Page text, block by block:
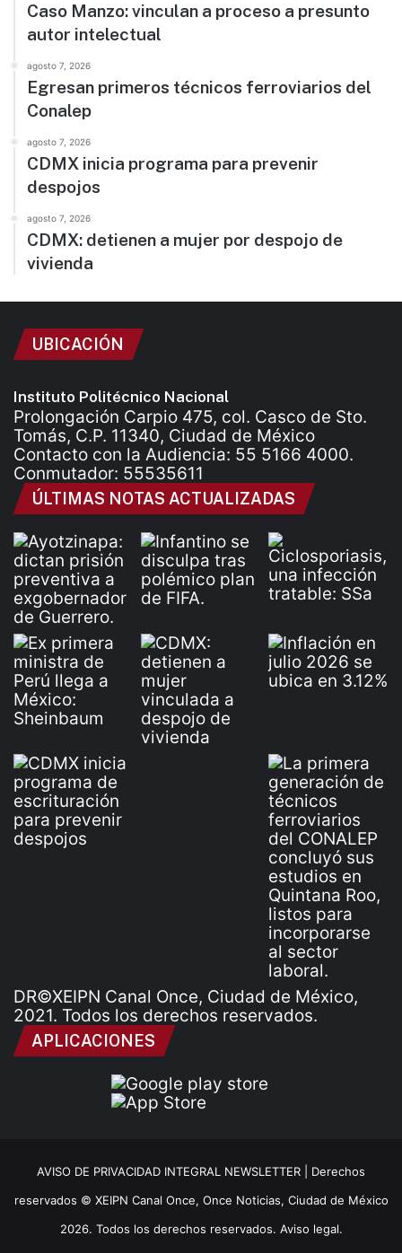
Caso Manzo: vinculan a proceso a presunto
autor intelectual
agosto 7, 2026
Egresan primeros técnicos ferroviarios del
Conalep
agosto 7, 2026
CDMX inicia programa para prevenir
despojos
agosto 7, 2026
CDMX: detienen a mujer por despojo de
vivienda
UBICACIÓN
Instituto Politécnico Nacional
Prolongación Carpio 475, col. Casco de Sto.
Tomás, C.P. 11340, Ciudad de México
Contacto con la Audiencia: 55 5166 4000.
Conmutador: 55535611
ÚLTIMAS NOTAS ACTUALIZADAS
DR©XEIPN Canal Once, Ciudad de México,
2021. Todos los derechos reservados.
APLICACIONES
AVISO DE PRIVACIDAD INTEGRAL NEWSLETTER | Derechos
reservados © XEIPN Canal Once, Once Noticias, Ciudad de México
2026. Todos los derechos reservados. Aviso legal.